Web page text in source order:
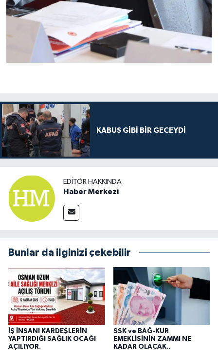
KABUS GİBİ BİR GECEYDİ
EDITÖR HAKKINDA
Haber Merkezi
Bunlar da ilginizi çekebilir
İŞ İNSANI KARDEŞLERİN
YAPTIRDIĞI SAĞLIK OCAĞI
AÇILIYOR.
SSK ve BAĞ-KUR
EMEKLİSİNİN ZAMMI NE
KADAR OLACAK..